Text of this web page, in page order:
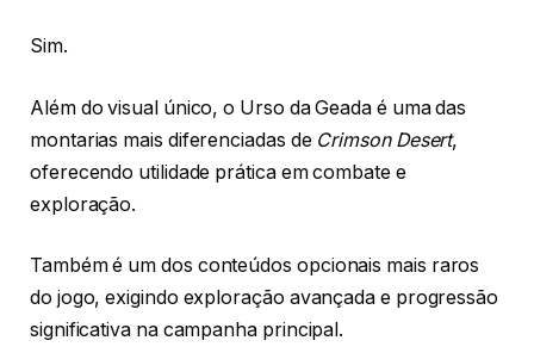
Sim.
Além do visual único, o Urso da Geada é uma das
montarias mais diferenciadas de Crimson Desert,
oferecendo utilidade prática em combate e
exploração.
Também é um dos conteúdos opcionais mais raros
do jogo, exigindo exploração avançada e progressão
significativa na campanha principal.